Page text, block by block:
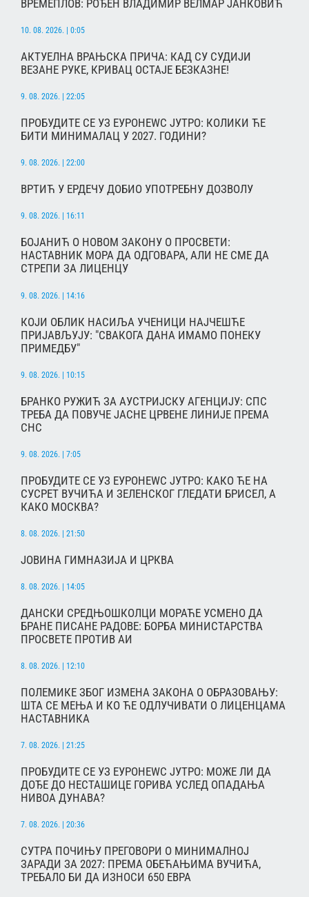
ВРЕМЕПЛОВ: РОЂЕН ВЛАДИМИР ВЕЛМАР ЈАНКОВИЋ
10. 08. 2026. | 0:05
АКТУЕЛНА ВРАЊСКА ПРИЧА: КАД СУ СУДИЈИ
ВЕЗАНЕ РУКЕ, КРИВАЦ ОСТАЈЕ БЕЗКАЗНЕ!
9. 08. 2026. | 22:05
ПРОБУДИТЕ СЕ УЗ ЕУРОНЕWС ЈУТРО: КОЛИКИ ЋЕ
БИТИ МИНИМАЛАЦ У 2027. ГОДИНИ?
9. 08. 2026. | 22:00
ВРТИЋ У ЕРДЕЧУ ДОБИО УПОТРЕБНУ ДОЗВОЛУ
9. 08. 2026. | 16:11
БОЈАНИЋ О НОВОМ ЗАКОНУ О ПРОСВЕТИ:
НАСТАВНИК МОРА ДА ОДГОВАРА, АЛИ НЕ СМЕ ДА
СТРЕПИ ЗА ЛИЦЕНЦУ
9. 08. 2026. | 14:16
КОЈИ ОБЛИК НАСИЉА УЧЕНИЦИ НАЈЧЕШЋЕ
ПРИЈАВЉУЈУ: "СВАКОГА ДАНА ИМАМО ПОНЕКУ
ПРИМЕДБУ"
9. 08. 2026. | 10:15
БРАНКО РУЖИЋ ЗА АУСТРИЈСКУ АГЕНЦИЈУ: СПС
ТРЕБА ДА ПОВУЧЕ ЈАСНЕ ЦРВЕНЕ ЛИНИЈЕ ПРЕМА
СНС
9. 08. 2026. | 7:05
ПРОБУДИТЕ СЕ УЗ ЕУРОНЕWС ЈУТРО: КАКО ЋЕ НА
СУСРЕТ ВУЧИЋА И ЗЕЛЕНСКОГ ГЛЕДАТИ БРИСЕЛ, А
КАКО МОСКВА?
8. 08. 2026. | 21:50
ЈОВИНА ГИМНАЗИЈА И ЦРКВА
8. 08. 2026. | 14:05
ДАНСКИ СРЕДЊОШКОЛЦИ МОРАЋЕ УСМЕНО ДА
БРАНЕ ПИСАНЕ РАДОВЕ: БОРБА МИНИСТАРСТВА
ПРОСВЕТЕ ПРОТИВ АИ
8. 08. 2026. | 12:10
ПОЛЕМИКЕ ЗБОГ ИЗМЕНА ЗАКОНА О ОБРАЗОВАЊУ:
ШТА СЕ МЕЊА И КО ЋЕ ОДЛУЧИВАТИ О ЛИЦЕНЦАМА
НАСТАВНИКА
7. 08. 2026. | 21:25
ПРОБУДИТЕ СЕ УЗ ЕУРОНЕWС ЈУТРО: МОЖЕ ЛИ ДА
ДОЂЕ ДО НЕСТАШИЦЕ ГОРИВА УСЛЕД ОПАДАЊА
НИВОА ДУНАВА?
7. 08. 2026. | 20:36
СУТРА ПОЧИЊУ ПРЕГОВОРИ О МИНИМАЛНОЈ
ЗАРАДИ ЗА 2027: ПРЕМА ОБЕЋАЊИМА ВУЧИЋА,
ТРЕБАЛО БИ ДА ИЗНОСИ 650 ЕВРА